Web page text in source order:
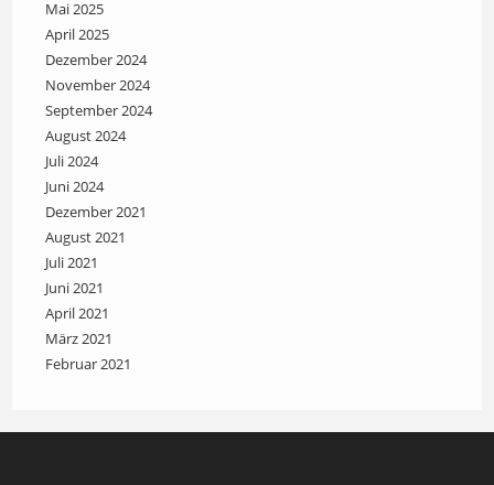
Mai 2025
April 2025
Dezember 2024
November 2024
September 2024
August 2024
Juli 2024
Juni 2024
Dezember 2021
August 2021
Juli 2021
Juni 2021
April 2021
März 2021
Februar 2021